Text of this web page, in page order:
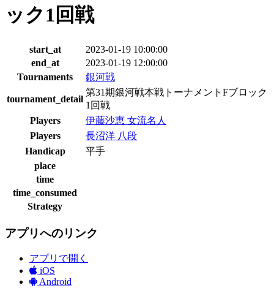
ック1回戦
start_at
2023-01-19 10:00:00
end_at
2023-01-19 12:00:00
Tournaments
銀河戦
tournament_detail
第31期銀河戦本戦トーナメントFブロック
1回戦
Players
伊藤沙恵 女流名人
Players
長沼洋 八段
Handicap
平手
place
time
time_consumed
Strategy
アプリへのリンク
アプリで開く
iOS
Android